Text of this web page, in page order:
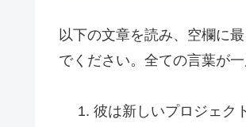
以下の文章を読み、空欄に
でください。全ての言葉が
彼は新しいプロジェク